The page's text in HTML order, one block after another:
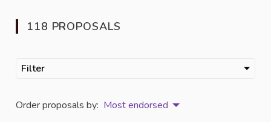
118 PROPOSALS
Filter
Order proposals by: Most endorsed